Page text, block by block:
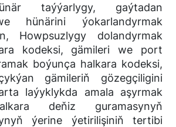
taýýarlygy, gaýtadan
hünärini ýokarlandyrmak
Howpsuzlygy dolandyrmak
kodeksi, gämileri we port
boýunça halkara kodeksi,
gämileriň gözegçiligini
laýyklykda amala aşyrmak
deňiz guramasynyň
ýerine ýetirilişiniň tertibi